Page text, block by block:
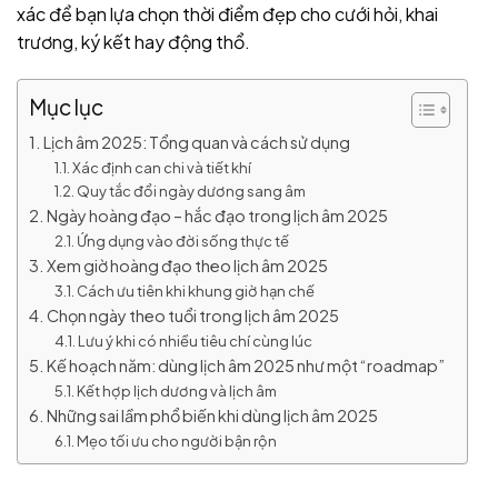
xác để bạn lựa chọn thời điểm đẹp cho cưới hỏi, khai
trương, ký kết hay động thổ.
Mục lục
Lịch âm 2025: Tổng quan và cách sử dụng
Xác định can chi và tiết khí
Quy tắc đổi ngày dương sang âm
Ngày hoàng đạo – hắc đạo trong lịch âm 2025
Ứng dụng vào đời sống thực tế
Xem giờ hoàng đạo theo lịch âm 2025
Cách ưu tiên khi khung giờ hạn chế
Chọn ngày theo tuổi trong lịch âm 2025
Lưu ý khi có nhiều tiêu chí cùng lúc
Kế hoạch năm: dùng lịch âm 2025 như một “roadmap”
Kết hợp lịch dương và lịch âm
Những sai lầm phổ biến khi dùng lịch âm 2025
Mẹo tối ưu cho người bận rộn